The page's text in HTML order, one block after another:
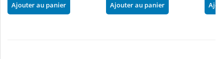
Ajouter au panier
Ajouter au panier